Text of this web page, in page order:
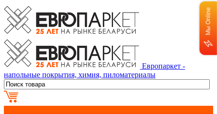
Европаркет -
напольные покрытия, химия, пиломатериалы
Мы Online